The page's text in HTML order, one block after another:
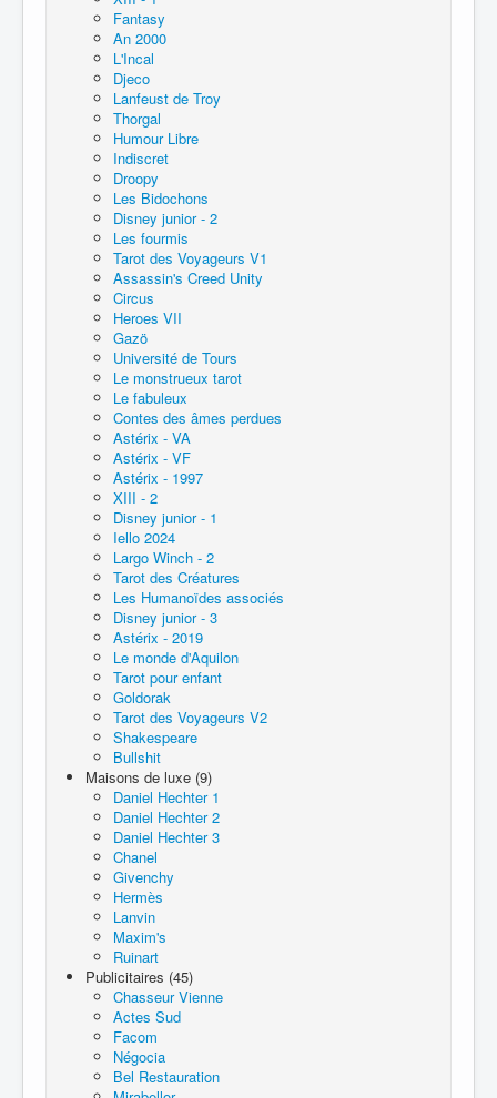
Fantasy
An 2000
L'Incal
Djeco
Lanfeust de Troy
Thorgal
Humour Libre
Indiscret
Droopy
Les Bidochons
Disney junior - 2
Les fourmis
Tarot des Voyageurs V1
Assassin's Creed Unity
Circus
Heroes VII
Gazö
Université de Tours
Le monstrueux tarot
Le fabuleux
Contes des âmes perdues
Astérix - VA
Astérix - VF
Astérix - 1997
XIII - 2
Disney junior - 1
Iello 2024
Largo Winch - 2
Tarot des Créatures
Les Humanoïdes associés
Disney junior - 3
Astérix - 2019
Le monde d'Aquilon
Tarot pour enfant
Goldorak
Tarot des Voyageurs V2
Shakespeare
Bullshit
Maisons de luxe (9)
Daniel Hechter 1
Daniel Hechter 2
Daniel Hechter 3
Chanel
Givenchy
Hermès
Lanvin
Maxim's
Ruinart
Publicitaires (45)
Chasseur Vienne
Actes Sud
Facom
Négocia
Bel Restauration